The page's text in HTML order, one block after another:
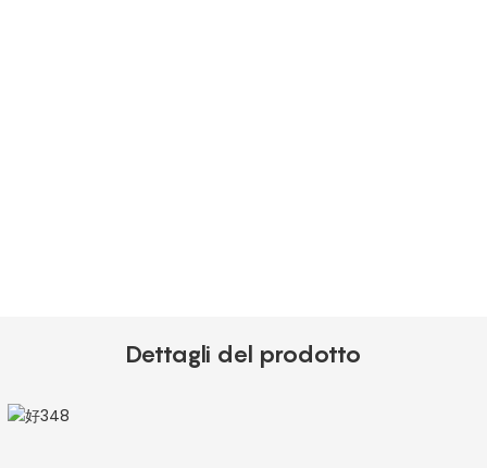
Dettagli del prodotto